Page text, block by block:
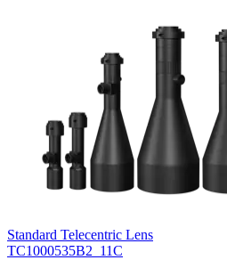
Standard Telecentric Lens
TC1000535B2_11C